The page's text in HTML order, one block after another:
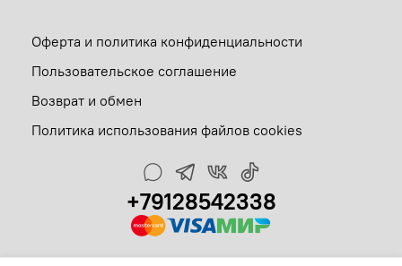
Оферта и политика конфиденциальности
Пользовательское соглашение
Возврат и обмен
Политика использования файлов cookies
+79128542338